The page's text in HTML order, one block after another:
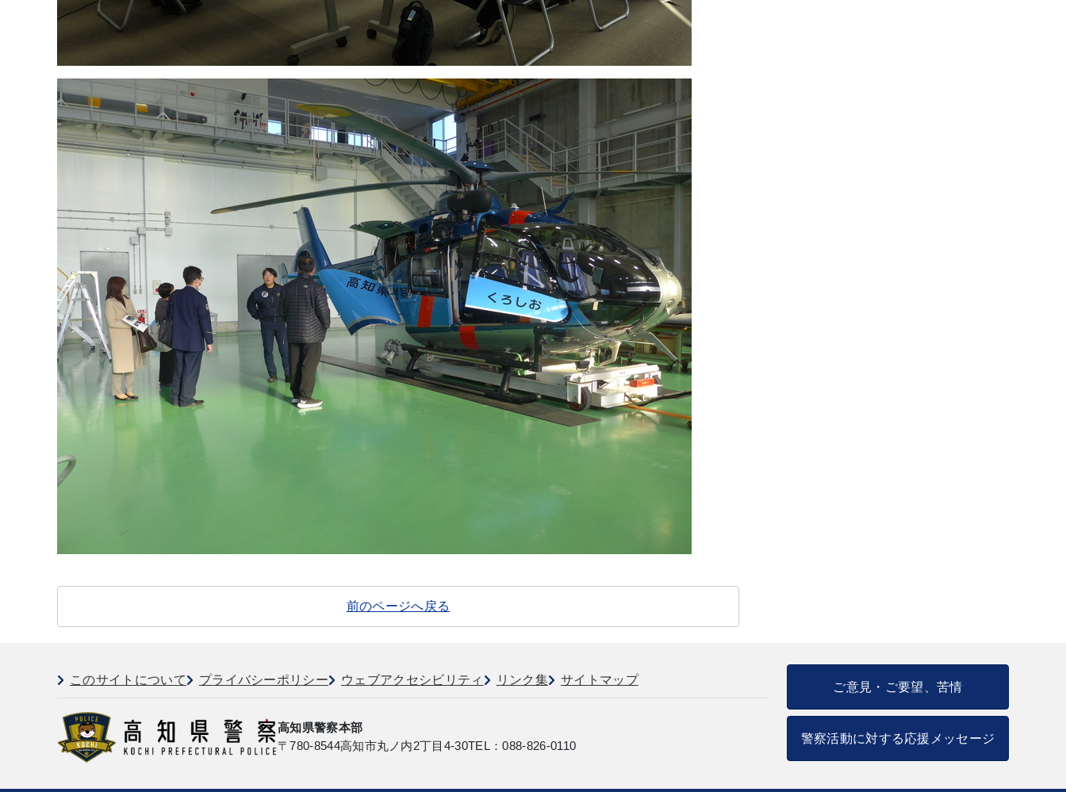
前のページへ戻る
このサイトについて プライバシーポリシー ウェブアクセシビリティ リンク集 サイトマップ
高知県警察本部
〒780-8544高知市丸ノ内2丁目4-30TEL：088-826-0110
ご意見・ご要望、苦情
警察活動に対する応援メッセージ